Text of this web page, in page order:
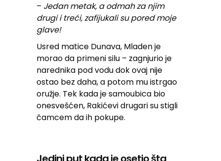
– Jedan metak, a odmah za njim
drugi i treći, zafijukali su pored moje
glave!
Usred matice Dunava, Mladen je
morao da primeni silu – zagnjurio je
narednika pod vodu dok ovaj nije
ostao bez daha, a potom mu istrgao
oružje. Tek kada je samoubica bio
onesvešćen, Rakićevi drugari su stigli
čamcem da ih pokupe.